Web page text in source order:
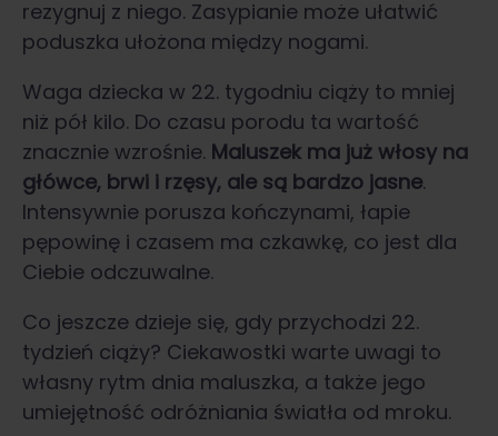
rezygnuj z niego. Zasypianie może ułatwić
poduszka ułożona między nogami.
Waga dziecka w 22. tygodniu ciąży to mniej
niż pół kilo. Do czasu porodu ta wartość
znacznie wzrośnie. Maluszek ma już włosy na
główce, brwi i rzęsy, ale są bardzo jasne.
Intensywnie porusza kończynami, łapie
pępowinę i czasem ma czkawkę, co jest dla
Ciebie odczuwalne.
Co jeszcze dzieje się, gdy przychodzi 22.
tydzień ciąży? Ciekawostki warte uwagi to
własny rytm dnia maluszka, a także jego
umiejętność odróżniania światła od mroku.